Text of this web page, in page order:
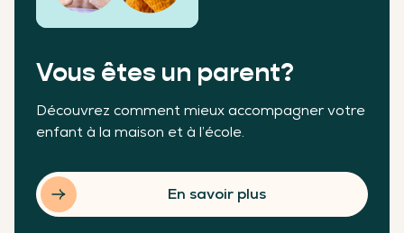
Vous êtes un parent?
Découvrez comment mieux accompagner votre
enfant à la maison et à l’école.
En savoir plus